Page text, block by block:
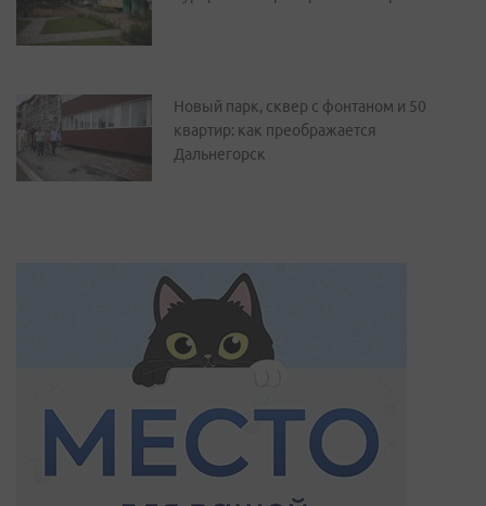
Новый парк, сквер с фонтаном и 50
квартир: как преображается
Дальнегорск